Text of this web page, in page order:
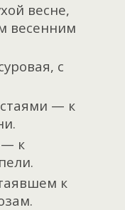
весне,
весенним
с
— к
— к
к